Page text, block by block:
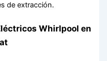
de extracción.
Whirlpool en